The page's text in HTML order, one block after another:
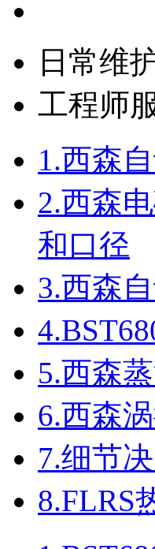
日常维
工程师
1.西森
2.西森
和口径
3.西森
4.
5.西森
6.西森
7.细节
8.FLRS